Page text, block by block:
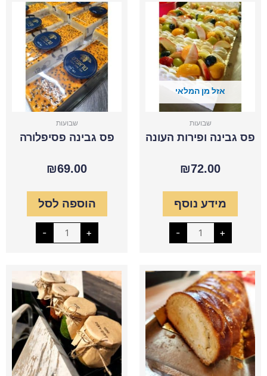
אזל מן המלאי
שבועות
פס גבינה ופירות העונה
₪72.00
מידע נוסף
-
של
פס
גבינה
ופירות
העונה
+
שבועות
פס גבינה פסיפלורה
₪69.00
הוספה לסל
-
של
פס
גבינה
פסיפלורה
+
של
פרסבורגר
ריקוטה
וצימוקים
קונפיטורת
תות
שדה